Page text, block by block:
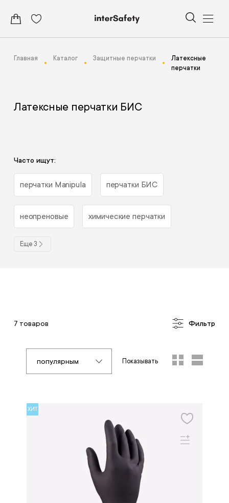
Главная Каталог Защитные перчатки
Латексные
перчатки
Латексные перчатки БИС
Часто ищут:
перчатки Manipula перчатки БИС
неопреновые химические перчатки
Еще 3
7 товаров Фильтр
популярным Показывать
ХИТ